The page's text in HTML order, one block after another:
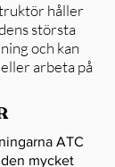
håller
största
och kan
arbeta på
ATC
mycket